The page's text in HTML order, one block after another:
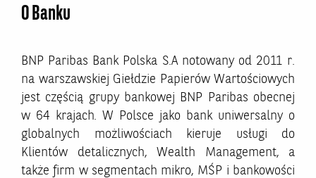
Relacje Inwestorskie
O Banku
BNP Paribas Bank Polska S.A notowany od 2011 r.
na warszawskiej Giełdzie Papierów Wartościowych
jest częścią grupy bankowej BNP Paribas obecnej
w 64 krajach. W Polsce jako bank uniwersalny o
globalnych możliwościach kieruje usługi do
Klientów detalicznych, Wealth Management, a
także firm w segmentach mikro, MŚP i bankowości